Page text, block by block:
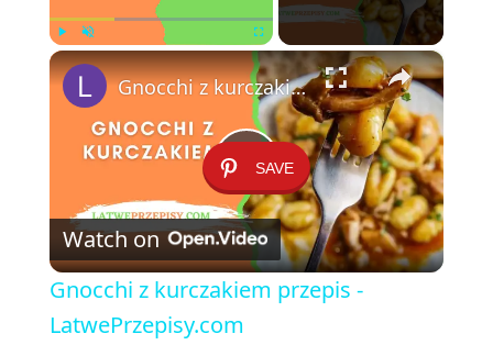
Fullscreen ×
SAVE
P
l
Gnocchi z kurczakiem przepis - LatwePrzepisy.com
Watch on
Gnocchi z kurczakiem przepis -
LatwePrzepisy.com